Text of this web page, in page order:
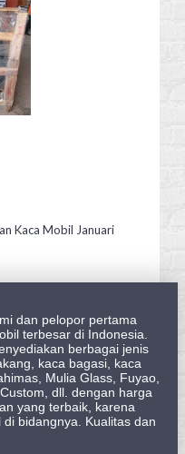
Kaca Mobil Januari
dan pelopor pertama
terbesar di Indonesia.
berbagai jenis
kaca bagasi, kaca
Mulia Glass, Fuyao,
dll. dengan harga
yang terbaik, karena
bidangnya. Kualitas dan